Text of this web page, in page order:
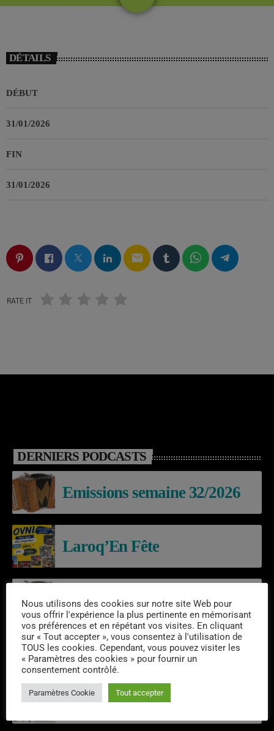
DÉTAILS
DÉBUT
31/01/2026
FIN
31/01/2026
email
RATE IT
DERNIERS PODCASTS
Emissions semaine 32/2026
Laroq’En Fête
Emissions semaine 31/2026
EVÈNEMENTS À VENIR
BALADE THEATRALES
Nous utilisons des cookies sur notre site Web pour
vous offrir l'expérience la plus pertinente en mémorisant
vos préférences et en répétant vos visites. En cliquant
sur « Tout accepter », vous consentez à l'utilisation de
TOUS les cookies. Cependant, vous pouvez visiter les
« Paramètres des cookies » pour fournir un
consentement contrôlé.
Paramètres Cookie Tout accepter